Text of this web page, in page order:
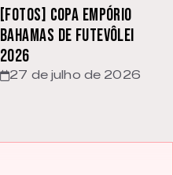
[FOTOS] Copa Empório
Bahamas de Futevôlei
2026
27 de julho de 2026